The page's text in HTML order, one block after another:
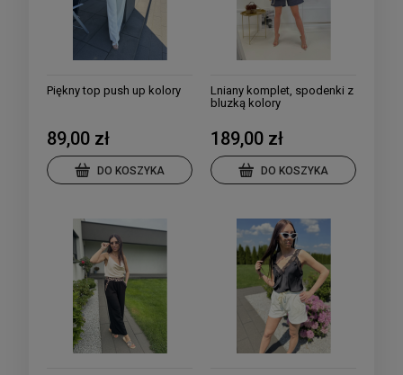
Piękny top push up kolory
89,00 zł
DO KOSZYKA
Lniany komplet, spodenki z
bluzką kolory
189,00 zł
DO KOSZYKA